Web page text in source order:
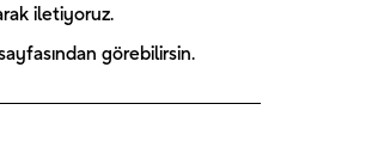
iletiyoruz.
görebilirsin.